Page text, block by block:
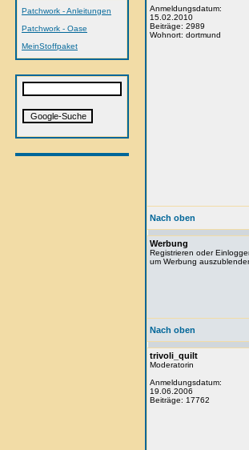
Patchwork - Anleitungen
Patchwork - Oase
MeinStoffpaket
Anmeldungsdatum:
15.02.2010
Beiträge: 2989
Wohnort: dortmund
Nach oben
Werbung
Registrieren oder
um Werbung
Nach oben
trivoli_quilt
Moderatorin
Anmeldungsdatum:
19.06.2006
Beiträge: 17762